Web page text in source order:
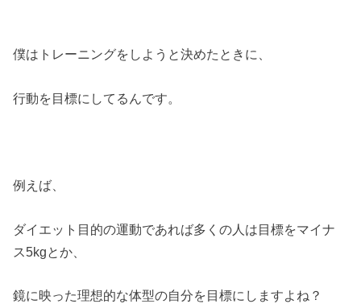
僕はトレーニングをしようと決めたときに、
行動を目標にしてるんです。
例えば、
ダイエット目的の運動であれば多くの人は目標をマイナ
ス5kgとか、
鏡に映った理想的な体型の自分を目標にしますよね？